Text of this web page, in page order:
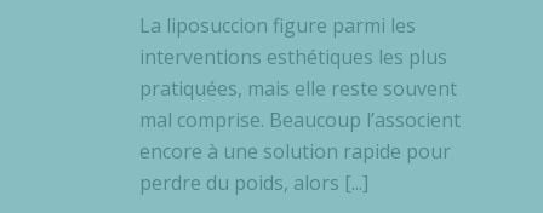
La liposuccion figure parmi les
interventions esthétiques les plus
pratiquées, mais elle reste souvent
mal comprise. Beaucoup l’associent
encore à une solution rapide pour
perdre du poids, alors [...]